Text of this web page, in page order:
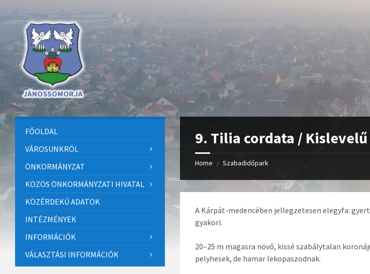
to
content
to
left
to
footer
9. Tilia cordata /
Home / Szabadidőpark
A Kárpát-medencében jellegzetesen elegyfa:
gyakori.
20–25 m magasra növő, kissé szabálytalan
pelyhesek, de hamar lekopaszodnak.
FŐOLDAL
VÁROSUNKRÓL
ÖNKORMÁNYZAT
KÖZÖS ÖNKORMÁNYZATI HIVATAL
KÖZÉRDEKŰ ADATOK
INTÉZMÉNYEK
INFORMÁCIÓK
VÁLASZTÁSI INFORMÁCIÓK